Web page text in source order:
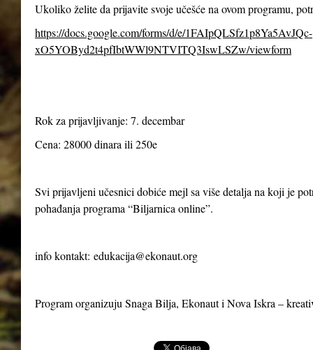
Ukoliko želite da prijavite svoje učešće na ovom programu,
https://docs.google.com/forms/d/e/1FAIpQLSfz1p8Ya5AvJQc-
xO5YOByd2t4pfIbtWWl9NTVITQ3IswLSZw/viewform
Rok za prijavljivanje: 7. decembar
Cena: 28000 dinara ili 250e
Svi prijavljeni učesnici dobiće mejl sa više detalja na koji je
pohađanja programa “Biljarnica online”.
info kontakt: edukacija@ekonaut.org
Program organizuju Snaga Bilja, Ekonaut i Nova Iskra –